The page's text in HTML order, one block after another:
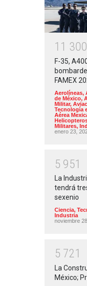
1 1 300
F-35,
FAMEX
Aerolíneas,
de México,
Militar,
Tecnología
Aérea
Militares,
enero 23,
5 951
La
tendrá
sexenio
Ciencia,
Industria
noviembre
5 721
La
México;